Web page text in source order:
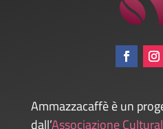
Ammazzacaffè è un
dall’Associazione